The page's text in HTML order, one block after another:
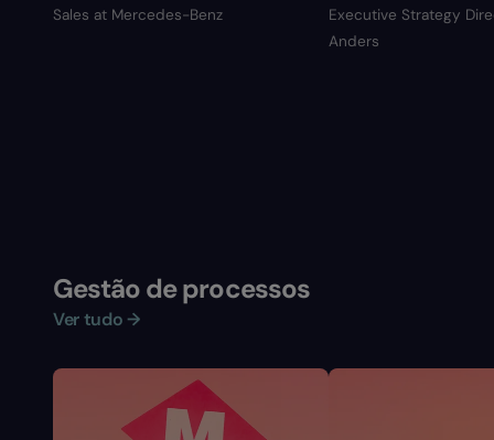
Sales at Mercedes-Benz
Executive Strategy
Anders
Gestão de processos
Ver tudo →